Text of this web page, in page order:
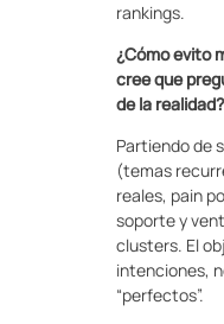
rankings.
¿Cómo evito
cree que
de la realidad?
Partiendo de
(temas
reales, pain
soporte y
clusters. El
intenciones,
“perfectos”.